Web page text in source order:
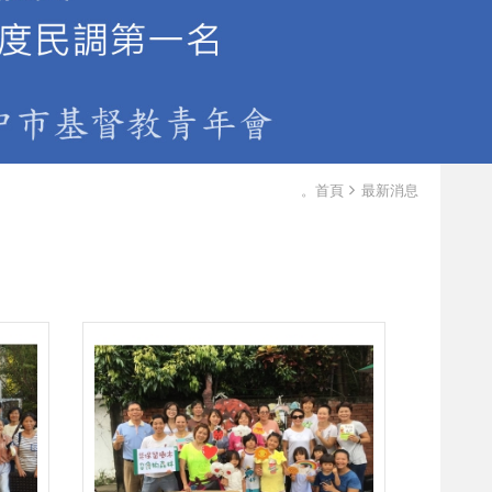
。首頁 最新消息